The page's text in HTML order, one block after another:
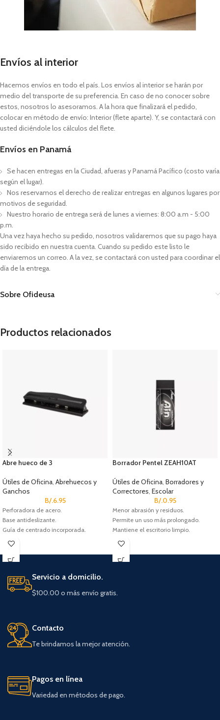
Envíos al interior
Hacemos envíos en todo el país. Los envíos al interior se harán por
medio del transporte de su preferencia. En caso de no conocer sobre
estos, nosotros lo asesoramos. A la hora que finalizará el pedido,
colocar en método de envío: Interior (flete aparte). Y, se contactará con
usted diciéndole los cálculos del flete.
Envíos en Panamá
Se hacen entregas en la Ciudad, afueras y Panamá Pacífico (costo varía
según el lugar).
Nos reservamos el derecho de realizar entregas en algunos lugares por
motivos de seguridad.
Nuestro horario de entrega será de lunes a viernes: 8:00 a.m - 5:00
p.m.
Una vez haya hecho su pedido, nosotros validaremos que su pago haya
sido recibido en nuestra cuenta. Cuando su pedido este listo le
enviaremos un correo. A la vez, se contactará con usted para coordinar el
día de la entrega.
Sobre Ofideusa
Productos relacionados
Abre hueco de 3
Útiles de Oficina, Abrehuecos y
Ganchos
B/.6.95
Perforadora de acero.
Base antideslizante.
Guía de centrado incorporada.
Borrador Pentel ZEAH10AT
Útiles de Oficina, Borradores y
Correctores, Escolar
B/.0.95
Menor abrasión y residuos.
Permite un uso más prolongado.
Mantiene el escritorio limpio.
Servicio a domicilio.
$100.00 o más envío gratis.
Contacto
Te brindamos la mejor atención.
Pagos en línea
Variedad en métodos de pago.